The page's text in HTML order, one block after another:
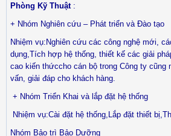
Phòng Kỹ Thuật:
+ Nhóm Nghiên cứu – Phát triển và Đào tạo
Nhiệm vụ:Nghiên cứu các công nghệ mới,
dụng,Tích hợp hệ thống, thiết kế các giải
cao kiến thứccho cán bộ trong Công ty cũng
vấn, giải đáp cho khách hàng.
+ Nhóm Triển Khai và lắp đặt hệ thống
Nhiệm vụ:Cài đặt hệ thống,Lắp đặt thiết
Nhóm Bảo trì Bảo Dưỡng